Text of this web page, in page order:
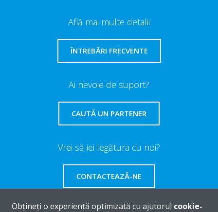
Află mai multe detalii
ÎNTREBĂRI FRECVENTE
Ai nevoie de suport?
CAUTĂ UN PARTENER
Vrei să iei legătura cu noi?
CONTACTEAZĂ-NE
Obțineți o experiență optimizată cu ajutorul cookie-